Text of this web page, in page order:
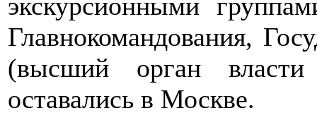
Главнокомандования,
(высший орган
оставались в Москве.